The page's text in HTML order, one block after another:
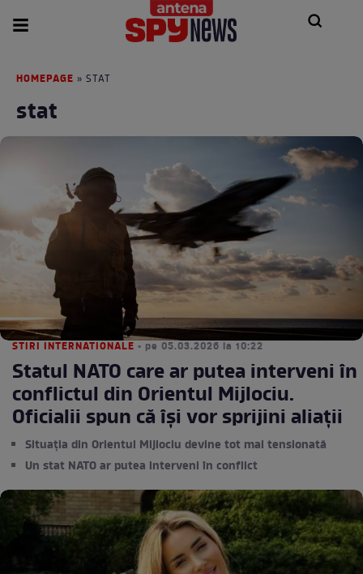
HOMEPAGE » STAT
stat
STIRI INTERNATIONALE • pe 05.03.2026 la 10:22
Statul NATO care ar putea interveni în
conflictul din Orientul Mijlociu.
Oficialii spun că își vor sprijini aliații
Situația din Orientul Mijlociu devine tot mai tensionată
Un stat NATO ar putea interveni în conflict